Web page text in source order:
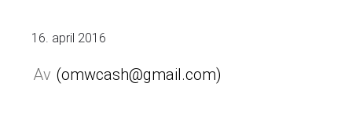
16. april 2016
omwcash@gmail.com